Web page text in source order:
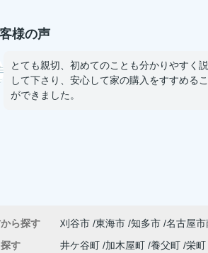
様の声
とても親切、初めてのことも分かりやすく
して下さり、安心して家の購入をすすめる
ができました。
ら探す 刈谷市 東海市 知多市 名古屋市
す
井ケ谷町 加木屋町 養父町 栄町